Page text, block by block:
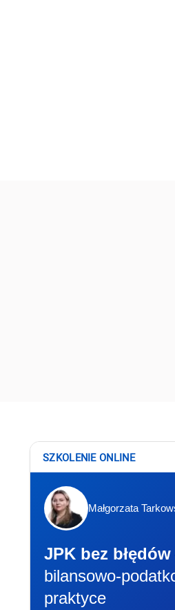
SZKOLENIE ONLINE
Małgorzata
JPK bez błędów
bilansowo-
praktyce